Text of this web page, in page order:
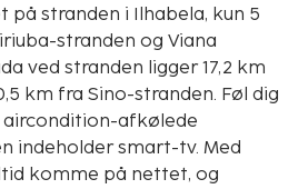
stranden i Ilhabela, kun 5
stranden og Viana
km fra Sino-stranden. Føl dig
aircondition-afkølede
indeholder smart-tv. Med
komme på nettet, og